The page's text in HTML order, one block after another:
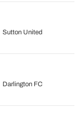
Sutton United
Darlington FC